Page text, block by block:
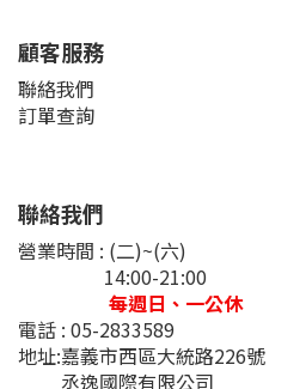
顧客服務
聯絡我們
訂單查詢
聯絡我們
營業時間 : (二)~(六)
14:00-21:00
每週日、一公休
電話 : 05-2833589
地址:嘉義市西區大統路226號
丞逸國際有限公司